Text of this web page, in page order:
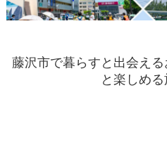
藤沢市で暮らすと出会え
と楽しめ